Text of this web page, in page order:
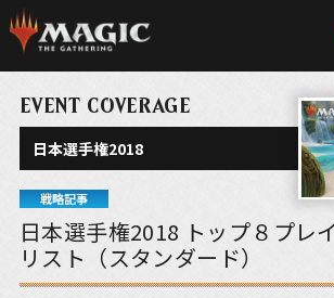
EVENT COVERAGE
日本選手権2018
戦略記事
日本選手権2018 トップ８プレ
リスト（スタンダード）